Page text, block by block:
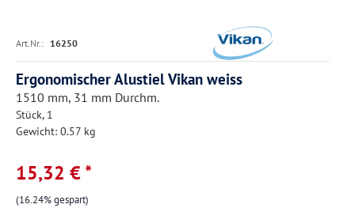
Art.Nr.: 16250
Ergonomischer Alustiel Vikan weiss
1510 mm, 31 mm Durchm.
Stück, 1
Gewicht: 0.57 kg
15,32 € *
(16.24% gespart)